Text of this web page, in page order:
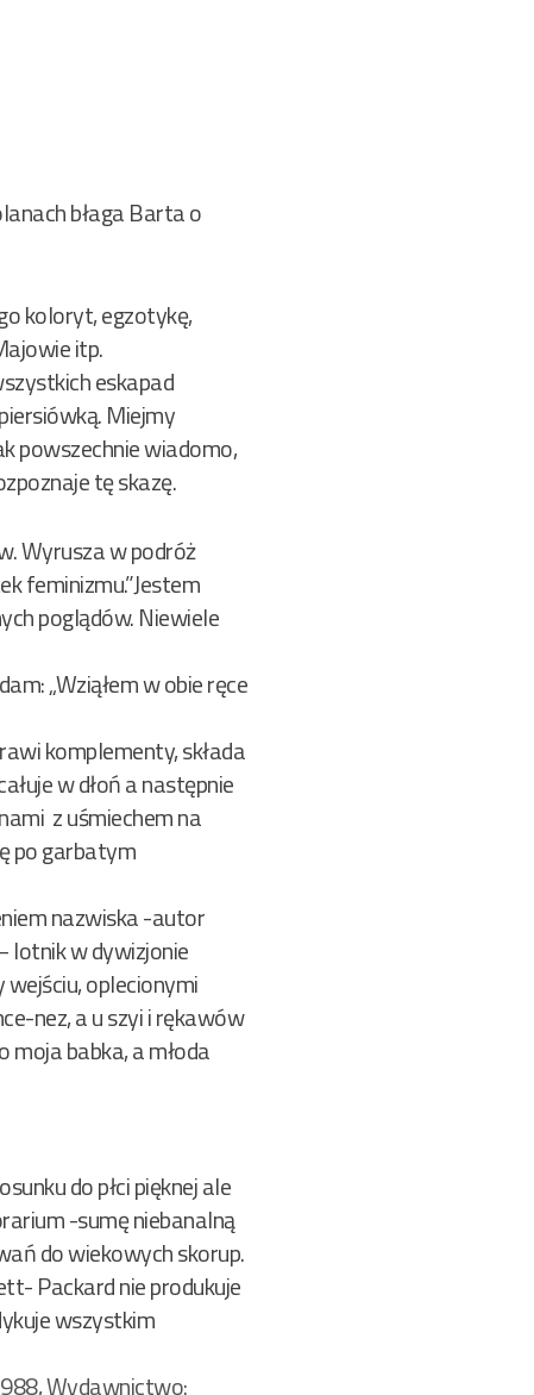
błaga Barta o
koloryt, egzotykę,
itp.
eskapad
Miejmy
powszechnie wiadomo,
tę skazę.
Wyrusza w podróż
feminizmu.”Jestem
poglądów. Niewiele
„Wziąłem w obie ręce
komplementy, składa
w dłoń a następnie
z uśmiechem na
po garbatym
nazwiska -autor
lotnik w dywizjonie
oplecionymi
nez, a u szyi i rękawów
moja babka, a młoda
do płci pięknej ale
-sumę niebanalną
do wiekowych skorup.
Packard nie produkuje
wszystkim
,Wydawnictwo: